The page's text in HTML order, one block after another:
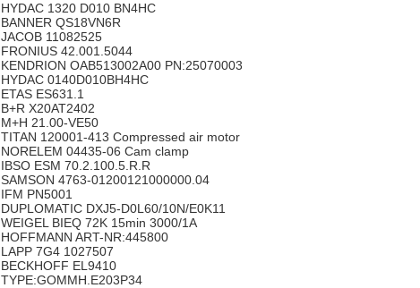
HYDAC 1320 D010 BN4HC
BANNER QS18VN6R
JACOB 11082525
FRONIUS 42.001.5044
KENDRION OAB513002A00 PN:25070003
HYDAC 0140D010BH4HC
ETAS ES631.1
B+R X20AT2402
M+H 21.00-VE50
TITAN 120001-413 Compressed air motor
NORELEM 04435-06 Cam clamp
IBSO ESM 70.2.100.5.R.R
SAMSON 4763-01200121000000.04
IFM PN5001
DUPLOMATIC DXJ5-D0L60/10N/E0K11
WEIGEL BIEQ 72K 15min 3000/1A
HOFFMANN ART-NR:445800
LAPP 7G4 1027507
BECKHOFF EL9410
TYPE:GOMMH.E203P34